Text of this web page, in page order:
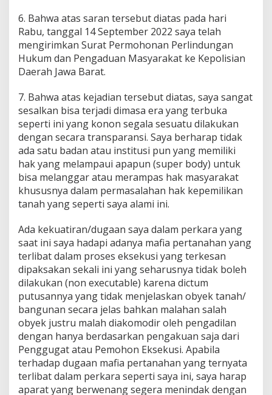
6. Bahwa atas saran tersebut diatas pada hari
Rabu, tanggal 14 September 2022 saya telah
mengirimkan Surat Permohonan Perlindungan
Hukum dan Pengaduan Masyarakat ke Kepolisian
Daerah Jawa Barat.
7. Bahwa atas kejadian tersebut diatas, saya sangat
sesalkan bisa terjadi dimasa era yang terbuka
seperti ini yang konon segala sesuatu dilakukan
dengan secara transparansi. Saya berharap tidak
ada satu badan atau institusi pun yang memiliki
hak yang melampaui apapun (super body) untuk
bisa melanggar atau merampas hak masyarakat
khususnya dalam permasalahan hak kepemilikan
tanah yang seperti saya alami ini.
Ada kekuatiran/dugaan saya dalam perkara yang
saat ini saya hadapi adanya mafia pertanahan yang
terlibat dalam proses eksekusi yang terkesan
dipaksakan sekali ini yang seharusnya tidak boleh
dilakukan (non executable) karena dictum
putusannya yang tidak menjelaskan obyek tanah/
bangunan secara jelas bahkan malahan salah
obyek justru malah diakomodir oleh pengadilan
dengan hanya berdasarkan pengakuan saja dari
Penggugat atau Pemohon Eksekusi. Apabila
terhadap dugaan mafia pertanahan yang ternyata
terlibat dalam perkara seperti saya ini, saya harap
aparat yang berwenang segera menindak dengan